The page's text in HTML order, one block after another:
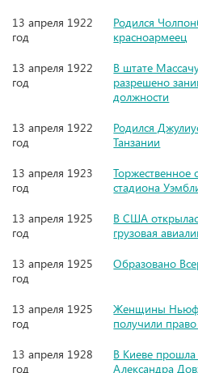
13 апреля 1922
год
Родился
красноармеец
13 апреля 1922
год
В штате
разрешено
должности
13 апреля 1922
год
Родился
Танзании
13 апреля 1923
год
Торжественное
стадиона
13 апреля 1925
год
В США
грузовая
13 апреля 1925
год
Образовано
13 апреля 1925
год
Женщины
получили право
13 апреля 1928
год
В Киеве
Александра